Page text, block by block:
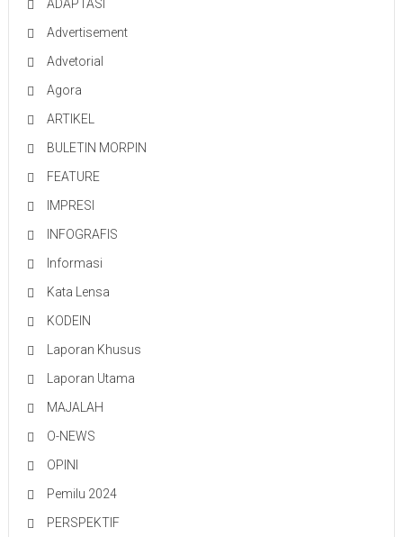
ADAPTASI
Advertisement
Advetorial
Agora
ARTIKEL
BULETIN MORPIN
FEATURE
IMPRESI
INFOGRAFIS
Informasi
Kata Lensa
KODEIN
Laporan Khusus
Laporan Utama
MAJALAH
O-NEWS
OPINI
Pemilu 2024
PERSPEKTIF